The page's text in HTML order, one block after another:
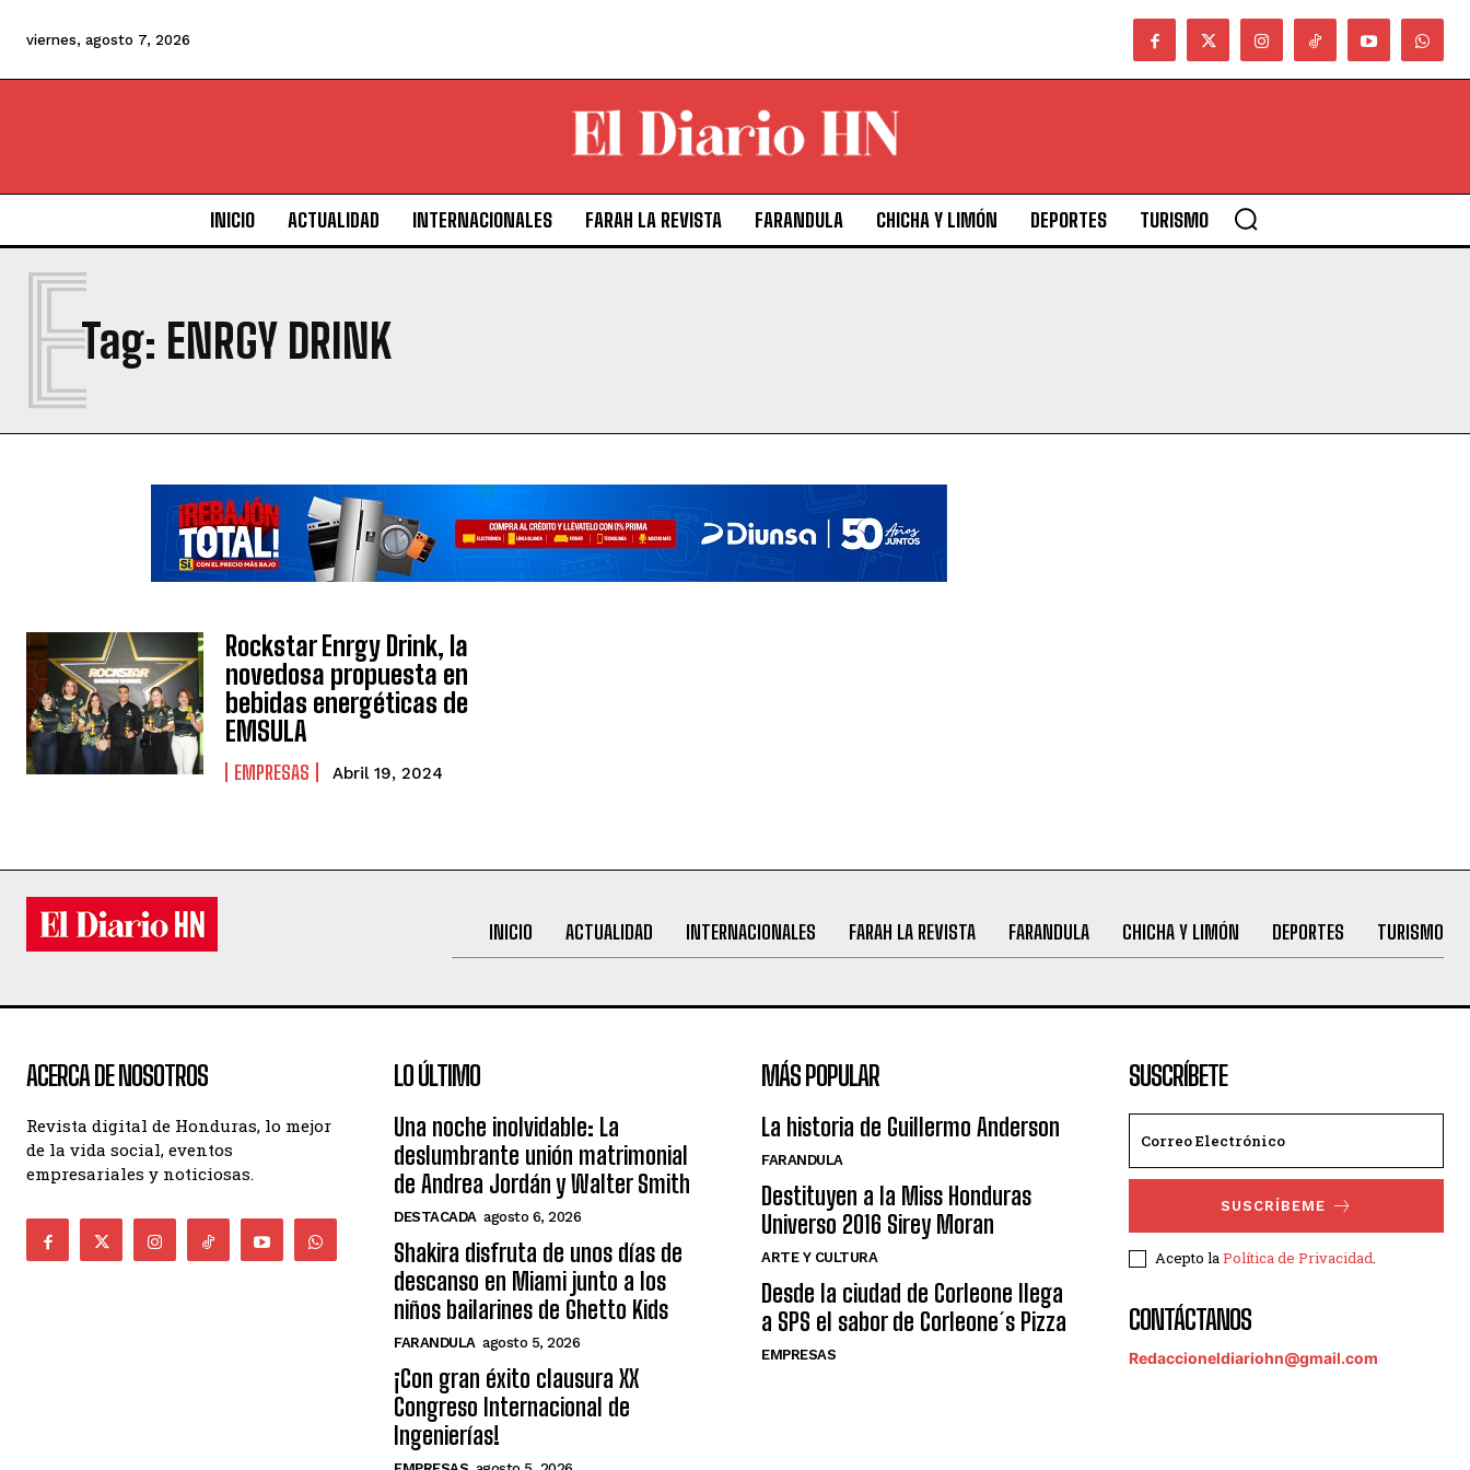
viernes, agosto 7, 2026
INICIO ACTUALIDAD INTERNACIONALES FARAH LA REVISTA FARANDULA CHICHA Y LIMÓN DEPORTES TURISMO
Tag: ENRGY DRINK
E
Rockstar Enrgy Drink, la
novedosa propuesta en
bebidas energéticas de
EMSULA
EMPRESAS Abril 19, 2024
INICIO ACTUALIDAD INTERNACIONALES FARAH LA REVISTA FARANDULA CHICHA Y LIMÓN DEPORTES TURISMO
ACERCA DE NOSOTROS
Revista digital de Honduras, lo mejor
de la vida social, eventos
empresariales y noticiosas.
LO ÚLTIMO
Una noche inolvidable: La
deslumbrante unión matrimonial
de Andrea Jordán y Walter Smith
DESTACADA agosto 6, 2026
Shakira disfruta de unos días de
descanso en Miami junto a los
niños bailarines de Ghetto Kids
FARANDULA agosto 5, 2026
¡Con gran éxito clausura XX
Congreso Internacional de
Ingenierías!
MÁS POPULAR
La historia de Guillermo Anderson
FARANDULA
Destituyen a la Miss Honduras
Universo 2016 Sirey Moran
ARTE Y CULTURA
Desde la ciudad de Corleone llega
a SPS el sabor de Corleone´s Pizza
EMPRESAS
SUSCRÍBETE
SUSCRÍBEME
Acepto laPolítica de Privacidad.
CONTÁCTANOS
Redaccioneldiariohn@gmail.com